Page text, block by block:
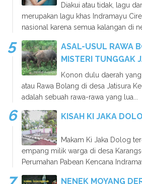
Diakui atau tidak, lagu
merupakan lagu khas Indramayu
nasional karena semua kalangan di
ASAL-USUL RAWA
MISTERI TUNGGAK
Konon dulu daerah
atau Rawa Bolang di desa Jatisura
adalah sebuah rawa-rawa yang lua...
KISAH KI JAKA
Makam Ki Jaka Dolog
empang milik warga di desa
Perumahan Pabean Kencana
NENEK MOYANG